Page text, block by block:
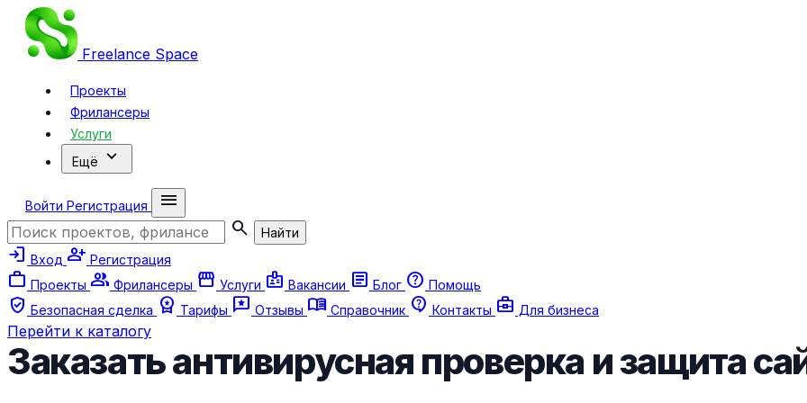
Freelance Space
Проекты
Фрилансеры
Услуги
Ещё expand_more
Войти Регистрация
menu
search
Найти
login Вход person_add Регистрация
work Проекты group Фрилансеры storefront Услуги badge Вакансии article Блог help Помощь
verified_user Безопасная сделка workspace_premium Тарифы reviews Отзывы menu_book Справочник contact_support Контакты business_center Для бизнеса
Перейти к каталогу
Заказать антивирусная проверка и защита